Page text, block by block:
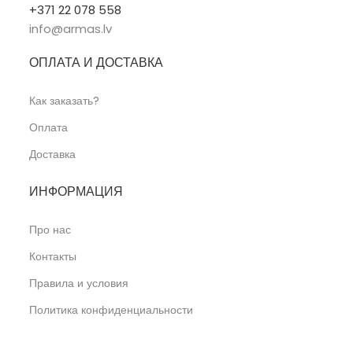
+371 22 078 558
info@armas.lv
ОПЛАТА И ДОСТАВКА
Как заказать?
Оплата
Доставка
ИНФОРМАЦИЯ
Про нас
Контакты
Правила и условия
Политика конфиденциальности